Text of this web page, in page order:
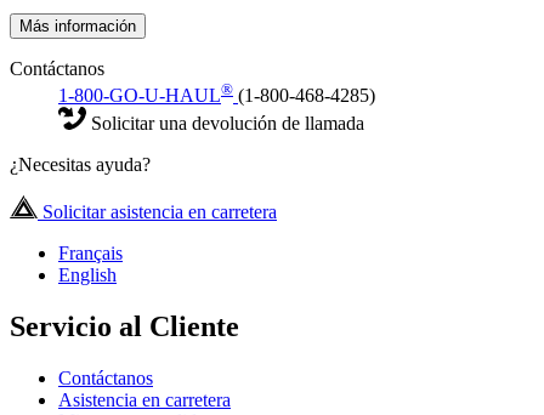
Más información
Contáctanos
1-800-GO-U-HAUL® (1-800-468-4285)
Solicitar una devolución de llamada
¿Necesitas ayuda?
Solicitar asistencia en carretera
Français
English
Servicio al Cliente
Contáctanos
Asistencia en carretera